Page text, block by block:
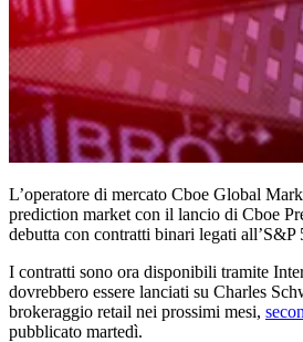
L’operatore di mercato Cboe Global
prediction market con il lancio di Cboe
debutta con contratti binari legati all’S&P
I contratti sono ora disponibili tramite
dovrebbero essere lanciati su Charles
brokeraggio retail nei prossimi mesi,
pubblicato martedì.